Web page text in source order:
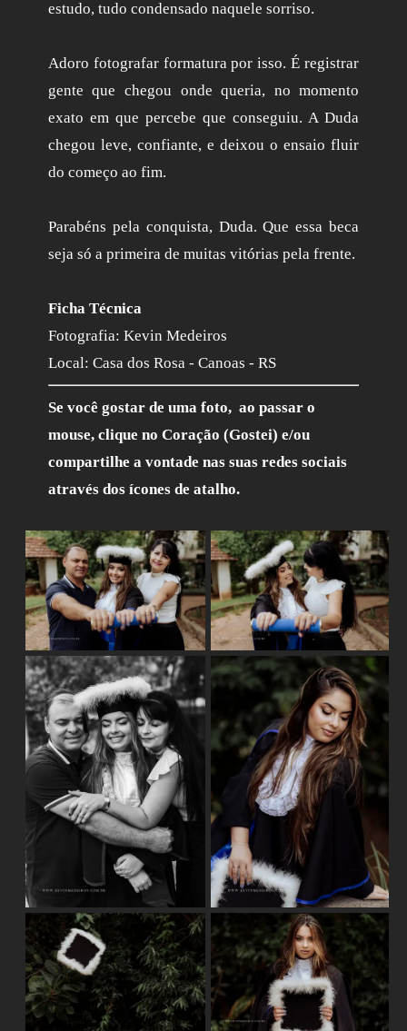
estudo, tudo condensado naquele sorriso.
Adoro fotografar formatura por isso. É registrar
gente que chegou onde queria, no momento
exato em que percebe que conseguiu. A Duda
chegou leve, confiante, e deixou o ensaio fluir
do começo ao fim.
Parabéns pela conquista, Duda. Que essa beca
seja só a primeira de muitas vitórias pela frente.
Ficha Técnica
Fotografia: Kevin Medeiros
Local: Casa dos Rosa - Canoas - RS
Se você gostar de uma foto, ao passar o
mouse, clique no Coração (Gostei) e/ou
compartilhe a vontade nas suas redes sociais
através dos ícones de atalho.